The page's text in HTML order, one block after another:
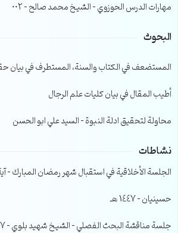
مهارات الدرس الحوزوي – الشيخ محمد صالح – 002
البحوث
المستضعف في الكتاب والسنة، المستطرف في
أطيب المقال في بيان كليات علم الرجال
محاولة لتحقيق ادلة النبوة – السيد علي ابو الحسن
نشاطات
الجلسة الأخلاقية في استقبال شهر رمضان المبارك –
حسينيان – 1447 هـ
جلسة مناقشة البحث الفصلي – الشيخ شهيد بلوي – 1447 هـ